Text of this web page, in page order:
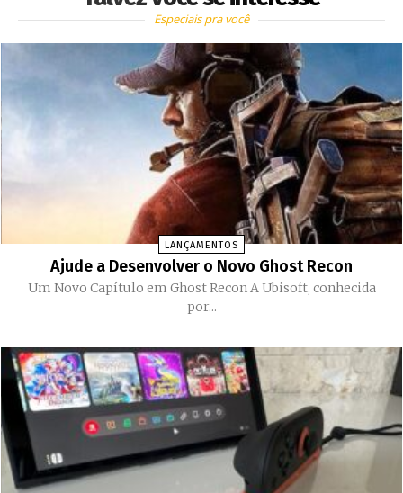
Especiais pra você
LANÇAMENTOS
Ajude a Desenvolver o Novo Ghost Recon
Um Novo Capítulo em Ghost Recon A Ubisoft, conhecida
por...